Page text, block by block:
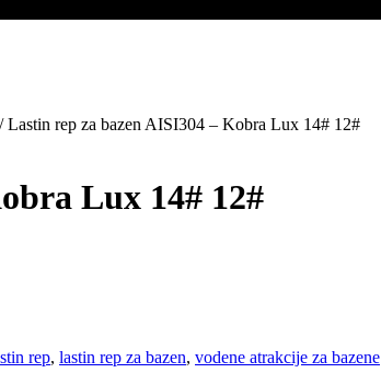
Lastin rep za bazen AISI304 – Kobra Lux 14# 12#
Lux 14# 12#
rep, lastin rep za bazen, vodene atrakcije za bazene